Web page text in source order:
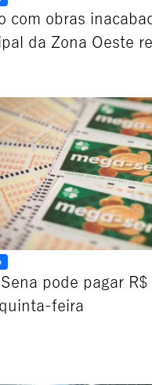
com obras
da Zona Oeste
pode pagar
feira